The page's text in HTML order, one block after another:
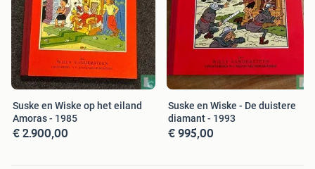
Suske en Wiske op het eiland
Amoras - 1985
€ 2.900,00
Suske en Wiske - De duistere
diamant - 1993
€ 995,00